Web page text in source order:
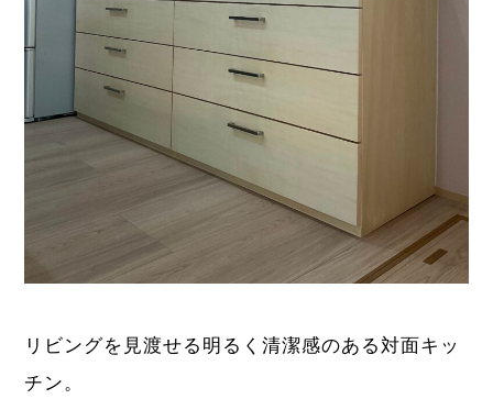
リビングを見渡せる明るく清潔感のある対面キッ
チン。